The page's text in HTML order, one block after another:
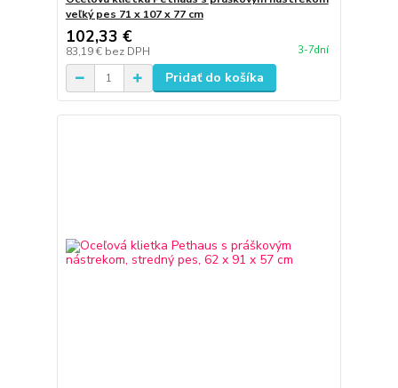
veľký pes 71 x 107 x 77 cm
102,33 €
83,19 € bez DPH 3-7dní
Pridať do košíka